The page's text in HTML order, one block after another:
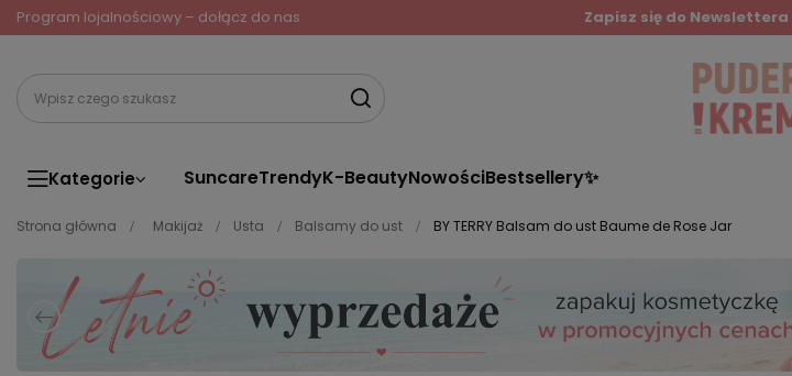
Program lojalnościowy – dołącz do nas Zapisz się do Newslettera
Kategorie SuncareTrendyK-BeautyNowościBestsellery✨
Strona główna Makijaż Usta Balsamy do ust BY TERRY Balsam do ust Baume de Rose Jar